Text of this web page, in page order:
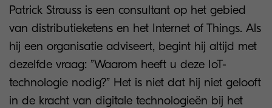
Patrick Strauss is een consultant op het gebied
van distributieketens en het Internet of Things. Als
hij een organisatie adviseert, begint hij altijd met
dezelfde vraag: ”Waarom heeft u deze IoT-
technologie nodig?” Het is niet dat hij niet gelooft
in de kracht van digitale technologieën bij het